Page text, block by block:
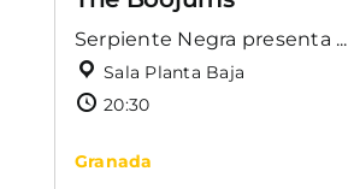
Serpiente Negra presenta ...
Sala Planta Baja
20:30
Granada